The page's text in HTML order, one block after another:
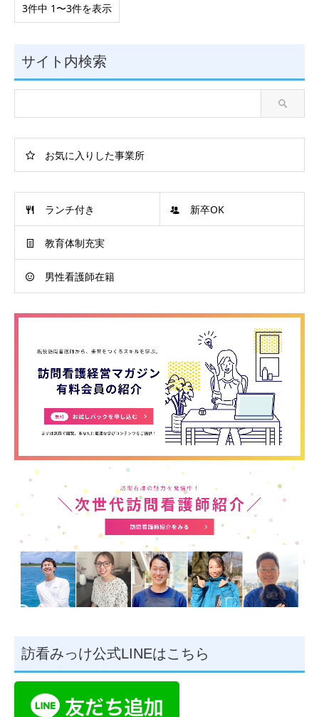
3件中 1〜3件を表示
サイト内検索
お気に入りした事業所
ランチ付き 新卒OK
教育体制充実
男性看護師在籍
訪看みっけ公式LINEはこちら